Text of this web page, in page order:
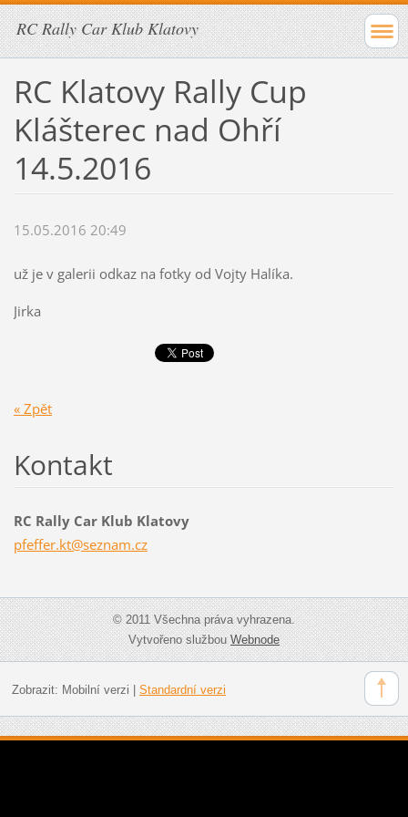
RC Rally Car Klub Klatovy
RC Klatovy Rally Cup
Klášterec nad Ohří
14.5.2016
15.05.2016 20:49
už je v galerii odkaz na fotky od Vojty Halíka.
Jirka
« Zpět
Kontakt
RC Rally Car Klub Klatovy
pfeffer.kt@seznam.cz
© 2011 Všechna práva vyhrazena.
Vytvořeno službouWebnode
Zobrazit: Mobilní verzi Standardní verzi